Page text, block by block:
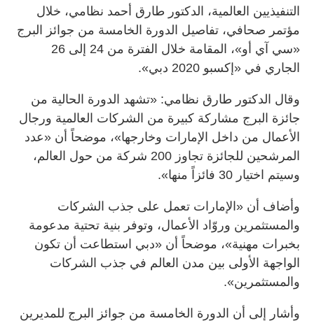
التنفيذيين العالمية، الدكتور طارق أحمد نظامي، خلال
مؤتمر صحافي، تفاصيل الدورة الخامسة من جوائز البرج
«سي آي أو»، المقامة خلال الفترة من 24 إلى 26
الجاري في «إكسبو 2020 دبي».
وقال الدكتور طارق نظامي: «تشهد الدورة الحالية من
جائزة البرج مشاركة كبيرة من الشركات العالمية ورجال
الأعمال من داخل الإمارات وخارجها»، موضحاً أن «عدد
المرشحين للجائزة تجاوز 200 شركة من حول العالم،
وسيتم اختيار 30 فائزاً منها».
وأضاف أن «الإمارات تعمل على جذب الشركات
والمستثمرين وروّاد الأعمال، وتوفر بنية تحتية مدعومة
بخبرات مهنية»، موضحاً أن «دبي استطاعت أن تكون
الواجهة الأولى بين مدن العالم في جذب الشركات
والمستثمرين».
وأشار إلى أن الدورة الخامسة من جوائز البرج للمديرين